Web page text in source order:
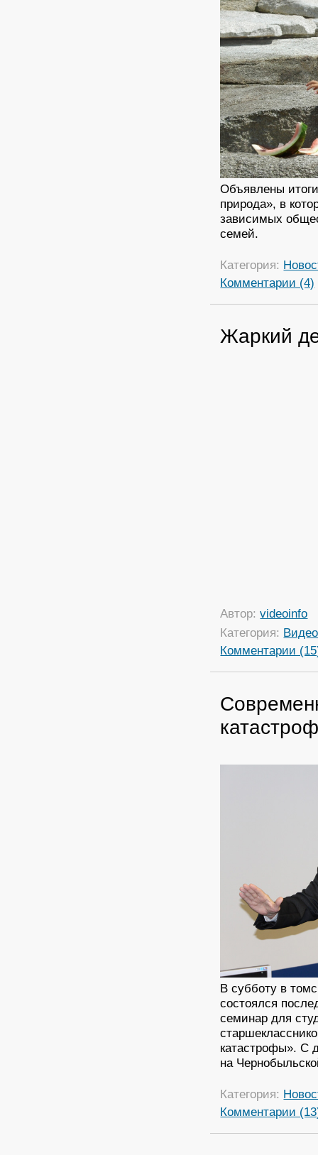
Объявлены
природа», в
зависимых
семей.
Категория:
Комментарии (4)
Жаркий
Автор:videoinfo
Категория: Видео
Комментарии
В субботу в
состоялся
семинар для
катастрофы». С
на
Категория:
Комментарии